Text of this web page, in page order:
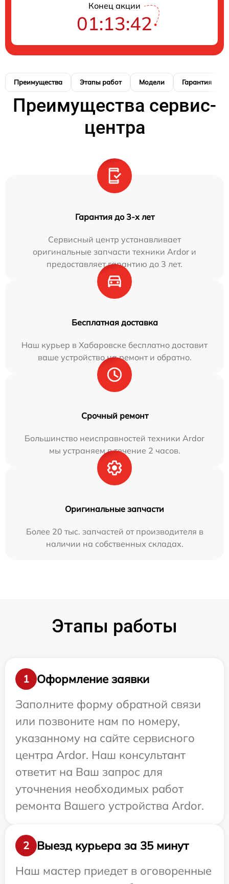
Конец акции
01:13:42
Преимущества Этапы работ Модели Гарантия
Преимущества сервис-
центра
Гарантия до 3-х лет
Сервисный центр устанавливает
оригинальные запчасти техники Ardor и
предоставляет гарантию до 3 лет.
Бесплатная доставка
Наш курьер в Хабаровске бесплатно доставит
ваше устройство на ремонт и обратно.
Срочный ремонт
Большинство неисправностей техники Ardor
мы устраняем в течение 2 часов.
Оригинальные запчасти
Более 20 тыс. запчастей от производителя в
наличии на собственных складах.
Этапы работы
1
Оформление заявки
Заполните форму обратной связи
или позвоните нам по номеру,
указанному на сайте сервисного
центра Ardor. Наш консультант
ответит на Ваш запрос для
уточнения необходимых работ
ремонта Вашего устройства Ardor.
2
Выезд курьера за 35 минут
Наш мастер приедет в оговоренные